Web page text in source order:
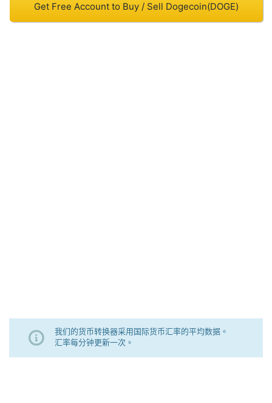
Get Free Account to Buy / Sell Dogecoin(DOGE)
我们的货币转换器采用国际货币汇率的平均数据。
汇率每分钟更新一次。